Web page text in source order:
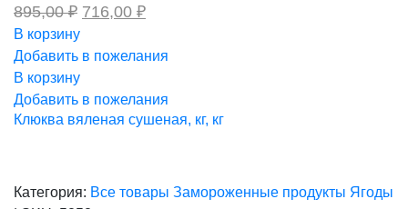
895,00₽ Первоначальная
895,00 ₽.
716,00 ₽Текущая
В корзину
Добавить в пожелания
В корзину
Добавить в пожелания
Клюква вяленая сушеная, кг, кг
Категория: Все товары Замороженные продукты Ягоды